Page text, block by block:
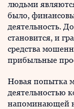
людьми
было,
деятельность.
становится, и
средства
прибыльные
Новая попытка
деятельностью
напоминающей